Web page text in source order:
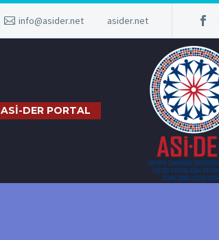
info@asider.net asider.net
ASİ-DER PORTAL